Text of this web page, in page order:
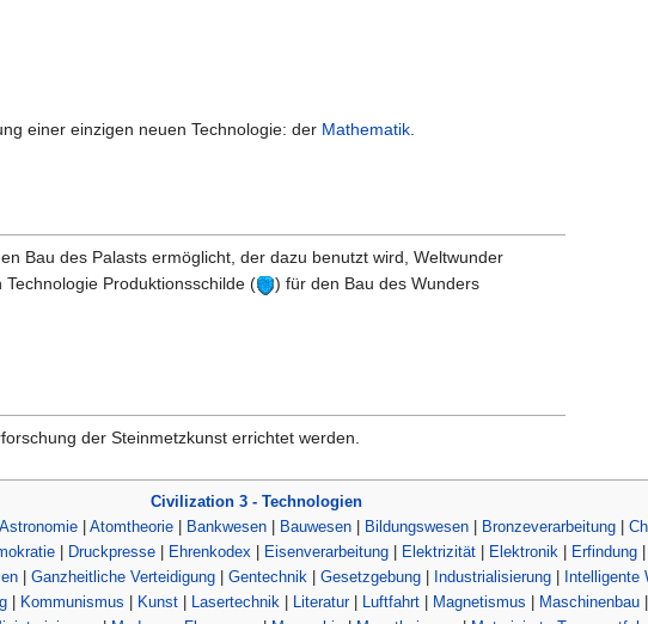
einer einzigen neuen Technologie: der Mathematik.
Bau des Palasts ermöglicht, der dazu benutzt wird, Weltwunder
Produktionsschilde (
) für den Bau des Wunders
der Steinmetzkunst errichtet werden.
Civilization 3 - Technologien
Astronomie Atomtheorie Bankwesen Bauwesen Bildungswesen Bronzeverarbeitung
Druckpresse Ehrenkodex Eisenverarbeitung Elektrizität Elektronik Erfindung
| Ganzheitliche Verteidigung| Gentechnik Gesetzgebung| Industrialisierung| Intelligente
| Kommunismus Kunst| Lasertechnik Literatur| Luftfahrt| Magnetismus Maschinenbau|